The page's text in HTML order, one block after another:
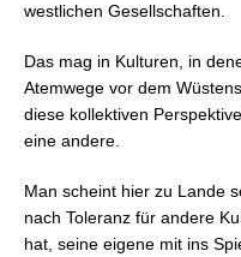
westlichen Gesellschaften.
Das mag in Kulturen, in
Atemwege vor dem
diese kollektiven
eine andere.
Man scheint hier zu Lande
nach Toleranz für andere
hat, seine eigene mit ins